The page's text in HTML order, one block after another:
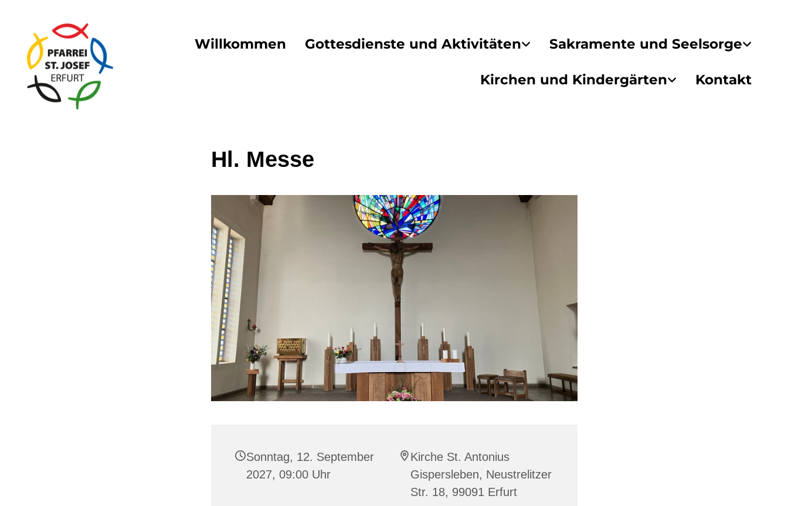
Willkommen Gottesdienste und Aktivitäten Sakramente und Seelsorge
Kirchen und Kindergärten Kontakt
Hl. Messe
Sonntag, 12. September
2027, 09:00 Uhr
Kirche St. Antonius
Gispersleben, Neustrelitzer
Str. 18, 99091 Erfurt